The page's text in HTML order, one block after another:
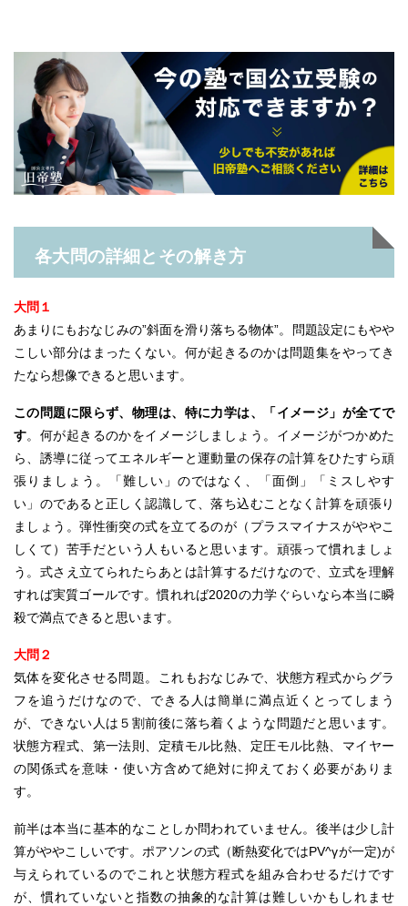
各大問の詳細とその解き方
大問１
あまりにもおなじみの”斜面を滑り落ちる物体”。問題設定にもやや
こしい部分はまったくない。何が起きるのかは問題集をやってき
たなら想像できると思います。
この問題に限らず、物理は、特に力学は、「イメージ」が全てで
す。何が起きるのかをイメージしましょう。イメージがつかめた
ら、誘導に従ってエネルギーと運動量の保存の計算をひたすら頑
張りましょう。「難しい」のではなく、「面倒」「ミスしやす
い」のであると正しく認識して、落ち込むことなく計算を頑張り
ましょう。弾性衝突の式を立てるのが（プラスマイナスがややこ
しくて）苦手だという人もいると思います。頑張って慣れましょ
う。式さえ立てられたらあとは計算するだけなので、立式を理解
すれば実質ゴールです。慣れれば2020の力学ぐらいなら本当に瞬
殺で満点できると思います。
大問２
気体を変化させる問題。これもおなじみで、状態方程式からグラ
フを追うだけなので、できる人は簡単に満点近くとってしまう
が、できない人は５割前後に落ち着くような問題だと思います。
状態方程式、第一法則、定積モル比熱、定圧モル比熱、マイヤー
の関係式を意味・使い方含めて絶対に抑えておく必要がありま
す。
前半は本当に基本的なことしか問われていません。後半は少し計
算がややこしいです。ポアソンの式（断熱変化ではPV^γが一定)が
与えられているのでこれと状態方程式を組み合わせるだけです
が、慣れていないと指数の抽象的な計算は難しいかもしれませ